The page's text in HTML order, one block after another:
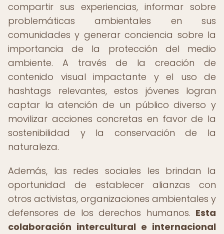
compartir sus experiencias, informar sobre
problemáticas ambientales en sus
comunidades y generar conciencia sobre la
importancia de la protección del medio
ambiente. A través de la creación de
contenido visual impactante y el uso de
hashtags relevantes, estos jóvenes logran
captar la atención de un público diverso y
movilizar acciones concretas en favor de la
sostenibilidad y la conservación de la
naturaleza.
Además, las redes sociales les brindan la
oportunidad de establecer alianzas con
otros activistas, organizaciones ambientales y
defensores de los derechos humanos. Esta
colaboración intercultural e internacional